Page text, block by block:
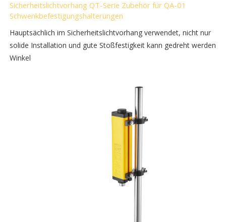
Sicherheitslichtvorhang QT-Serie Zubehör für QA-01
Schwenkbefestigungshalterungen
Hauptsächlich im Sicherheitslichtvorhang verwendet, nicht nur
solide Installation und gute Stoßfestigkeit kann gedreht werden
Winkel